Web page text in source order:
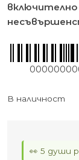
В наличност
👀 5 души